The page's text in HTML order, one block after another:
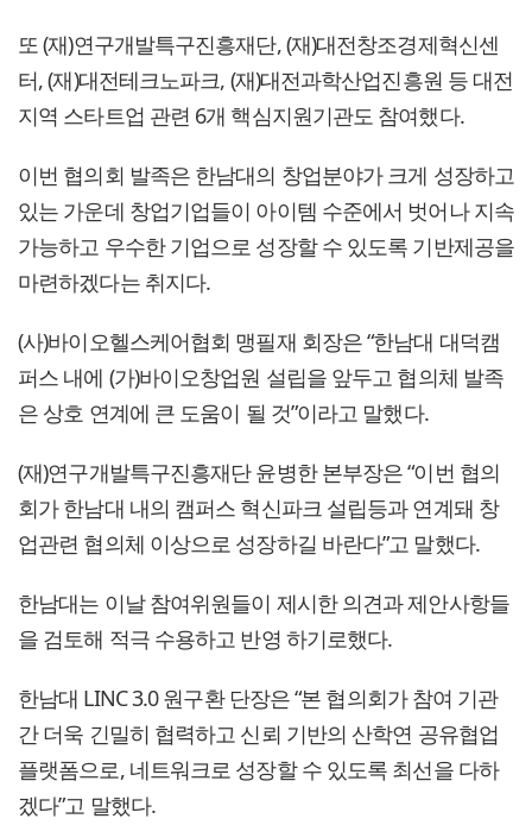
또 (재)연구개발특구진흥재단, (재)대전창조경제혁신센
터, (재)대전테크노파크, (재)대전과학산업진흥원 등 대전
지역 스타트업 관련 6개 핵심지원기관도 참여했다.
이번 협의회 발족은 한남대의 창업분야가 크게 성장하고
있는 가운데 창업기업들이 아이템 수준에서 벗어나 지속
가능하고 우수한 기업으로 성장할 수 있도록 기반제공을
마련하겠다는 취지다.
(사)바이오헬스케어협회 맹필재 회장은 “한남대 대덕캠
퍼스 내에 (가)바이오창업원 설립을 앞두고 협의체 발족
은 상호 연계에 큰 도움이 될 것”이라고 말했다.
(재)연구개발특구진흥재단 윤병한 본부장은 “이번 협의
회가 한남대 내의 캠퍼스 혁신파크 설립등과 연계돼 창
업관련 협의체 이상으로 성장하길 바란다”고 말했다.
한남대는 이날 참여위원들이 제시한 의견과 제안사항들
을 검토해 적극 수용하고 반영 하기로했다.
한남대 LINC 3.0 원구환 단장은 “본 협의회가 참여 기관
간 더욱 긴밀히 협력하고 신뢰 기반의 산학연 공유협업
플랫폼으로, 네트워크로 성장할 수 있도록 최선을 다하
겠다”고 말했다.